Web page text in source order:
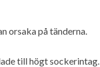
orsaka på tänderna.
till högt sockerintag.